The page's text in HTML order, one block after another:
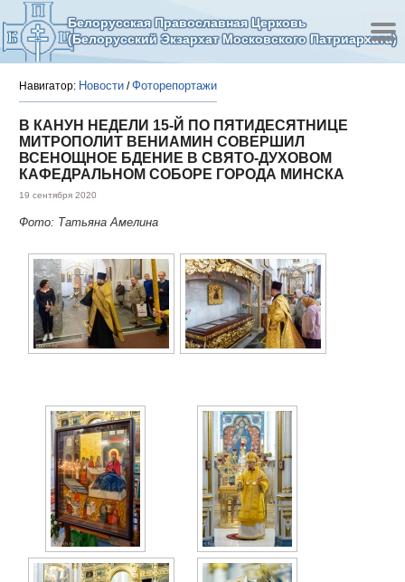
Белорусская Православная Церковь
(Белорусский Экзархат Московского Патриархата)
Навигатор: Новости /Фоторепортажи
В КАНУН НЕДЕЛИ 15-Й ПО ПЯТИДЕСЯТНИЦЕ
МИТРОПОЛИТ ВЕНИАМИН СОВЕРШИЛ
ВСЕНОЩНОЕ БДЕНИЕ В СВЯТО-ДУХОВОМ
КАФЕДРАЛЬНОМ СОБОРЕ ГОРОДА МИНСКА
19 сентября 2020
Фото: Татьяна Амелина